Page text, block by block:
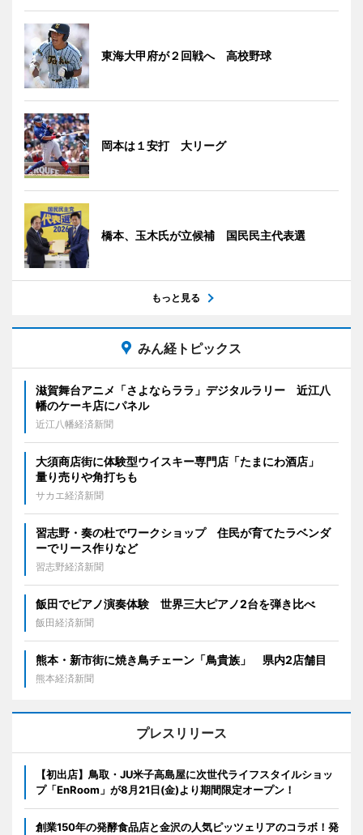
東海大甲府が２回戦へ 高校野球
岡本は１安打 大リーグ
橋本、玉木氏が立候補 国民民主代表選
もっと見る
みん経トピックス
滋賀舞台アニメ「さよならララ」デジタルラリー 近江八
幡のケーキ店にパネル
近江八幡経済新聞
大須商店街に体験型ウイスキー専門店「たまにわ酒店」
量り売りや角打ちも
サカエ経済新聞
習志野・奏の杜でワークショップ 住民が育てたラベンダ
ーでリース作りなど
習志野経済新聞
飯田でピアノ演奏体験 世界三大ピアノ2台を弾き比べ
飯田経済新聞
熊本・新市街に焼き鳥チェーン「鳥貴族」 県内2店舗目
熊本経済新聞
プレスリリース
【初出店】鳥取・JU米子高島屋に次世代ライフスタイルショッ
プ「EnRoom」が8月21日(金)より期間限定オープン！
創業150年の発酵食品店と金沢の人気ピッツェリアのコラボ！発